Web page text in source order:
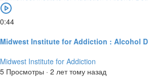
0:44
Midwest Institute for Addiction : Alcohol
Midwest Institute for Addiction
5 Просмотры · 2 лет тому назад